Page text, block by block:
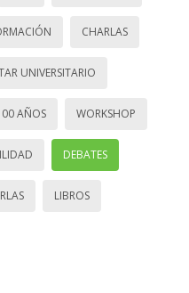
CHARLAS
UNIVERSITARIO
AÑOS WORKSHOP
DEBATES
LIBROS